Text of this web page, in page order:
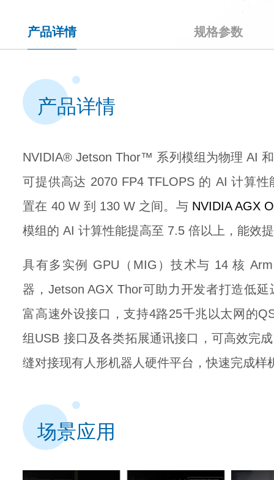
产品详情 规格参数
产品详情
NVIDIA® Jetson Thor™ 系列模组为物理 AI
可提供高达 2070 FP4 TFLOPS 的 AI 计算
置在 40 W 到 130 W 之间。与 NVIDIA AGX
模组的 AI 计算性能提高至 7.5 倍以上，能效
具有多实例 GPU（MIG）技术与 14 核
器，Jetson AGX Thor可助力开发者打造低
富高速外设接口，支持4路25千兆以太网的
组USB 接口及各类拓展通讯接口，可高效完
缝对接现有人形机器人硬件平台，快速完成样
场景应用